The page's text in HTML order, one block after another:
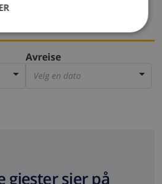
Avreise
Velg en dato
gjester sier på